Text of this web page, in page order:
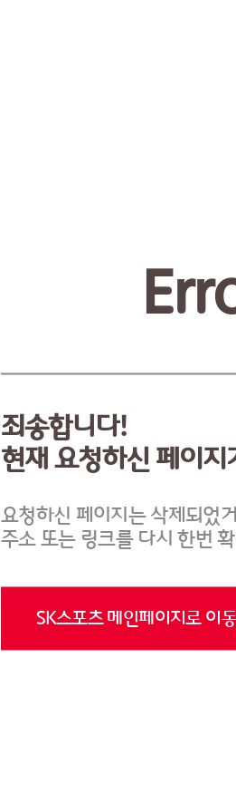
죄송합니다!
현재 요청하신 페이지
요청하신 페이지는 삭제되었
주소 또는 링크를 다시 한번
SK스포츠 메인페이지로 이동